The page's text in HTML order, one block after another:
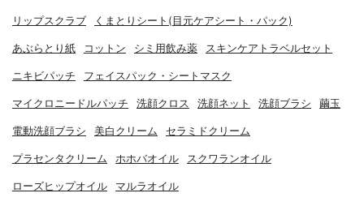
リップスクラブ くまとりシート(目元ケアシート・パック)
あぶらとり紙 コットン シミ用飲み薬 スキンケアトラベルセット
ニキビパッチ フェイスパック・シートマスク
マイクロニードルパッチ 洗顔クロス 洗顔ネット 洗顔ブラシ 繭玉
電動洗顔ブラシ 美白クリーム セラミドクリーム
プラセンタクリーム ホホバオイル スクワランオイル
ローズヒップオイル マルラオイル